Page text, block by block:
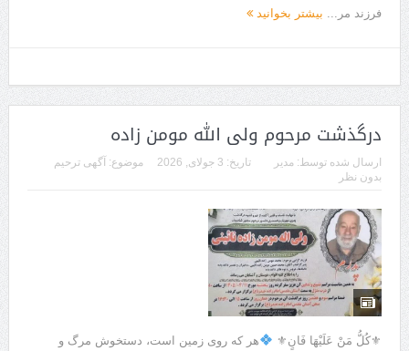
فرزند مر... بیشتر بخوانید
درگذشت مرحوم ولی الله مومن زاده
ارسال شده توسط: مدیر تاریخ: 3 جولای, 2026 موضوع: آگهی ترحیم
بدون نظر
⚜كُلُّ مَنْ عَلَيْهَا فَانٍ⚜
هر که روی زمین است، دستخوش مرگ و